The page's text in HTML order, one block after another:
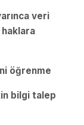
veri
öğrenme
bilgi talep